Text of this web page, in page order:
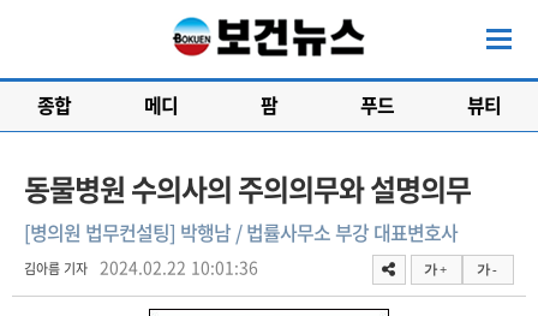
종합 메디 팜 푸드 뷰티
동물병원 수의사의 주의의무와 설명의무
[병의원 법무컨설팅] 박행남 / 법률사무소 부강 대표변호사
김아름 기자 2024.02.22 10:01:36 가 + 가 -